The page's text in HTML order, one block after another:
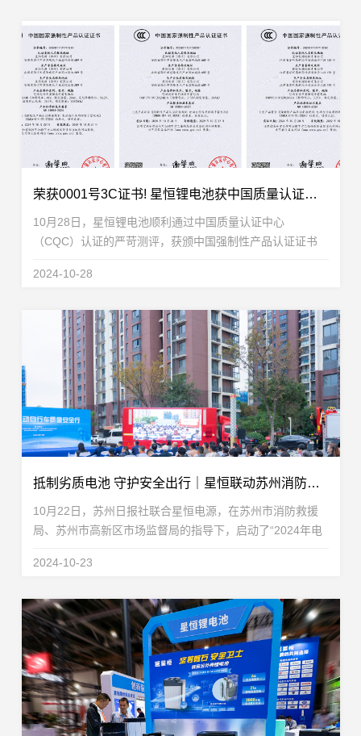
荣获0001号3C证书! 星恒锂电池获中国质量认证中心CQC权威认证
10月28日，星恒锂电池顺利通过中国质量认证中心
（CQC）认证的严苛测评，获颁中国强制性产品认证证书
龙头，星恒电源在行业合规化变革之际，率先完成国...
2024-10-28
抵制劣质电池 守护安全出行｜星恒联动苏州消防、苏州日报，推动合规锂电应用
10月22日，苏州日报社联合星恒电源，在苏州市消防救援
局、苏州市高新区市场监督局的指导下，启动了“2024年电
App、苏州消防、星恒锂电池等多个直播平台，就全...
2024-10-23